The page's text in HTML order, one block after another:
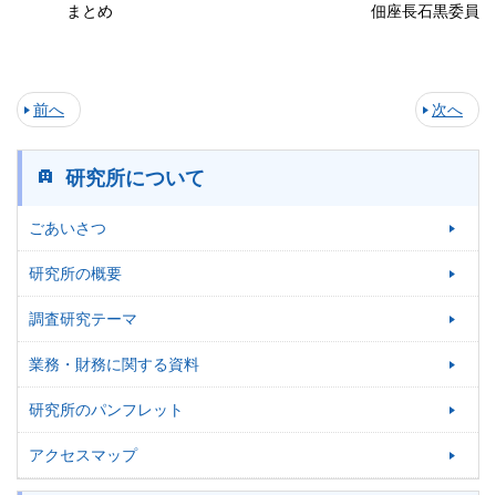
まとめ
佃座長石黒委員
前へ 次へ
研究所について
ごあいさつ
研究所の概要
調査研究テーマ
業務・財務に関する資料
研究所のパンフレット
アクセスマップ